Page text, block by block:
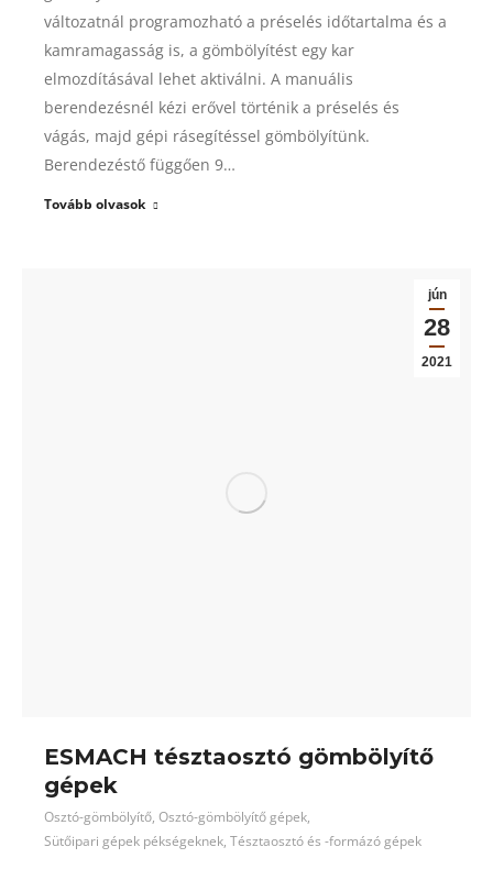
változatnál programozható a préselés időtartalma és a
kamramagasság is, a gömbölyítést egy kar
elmozdításával lehet aktiválni. A manuális
berendezésnél kézi erővel történik a préselés és
vágás, majd gépi rásegítéssel gömbölyítünk.
Berendezéstő függően 9…
Tovább olvasok
jún
28
2021
ESMACH tésztaosztó gömbölyítő
gépek
Osztó-gömbölyítő, Osztó-gömbölyítő gépek,
Sütőipari gépek pékségeknek, Tésztaosztó és -formázó gépek